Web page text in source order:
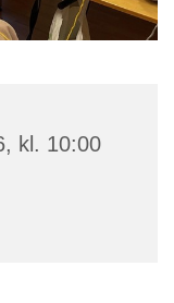
kl. 10:00